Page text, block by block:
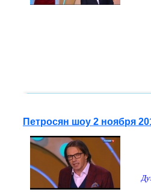
Петросян шоу 2 ноября